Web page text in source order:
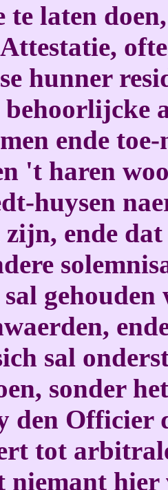
te laten
hunner
ende
't haren
huysen
ende
sal
sal
sonder
den Officier
tot
niemant